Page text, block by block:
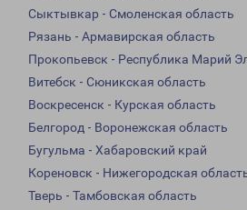
Сыктывкар - Смоленская область
Рязань - Армавирская область
Прокопьевск - Республика Марий
Витебск - Сюникская область
Воскресенск - Курская область
Белгород - Воронежская область
Бугульма - Хабаровский край
Кореновск - Нижегородская
Тверь - Тамбовская область